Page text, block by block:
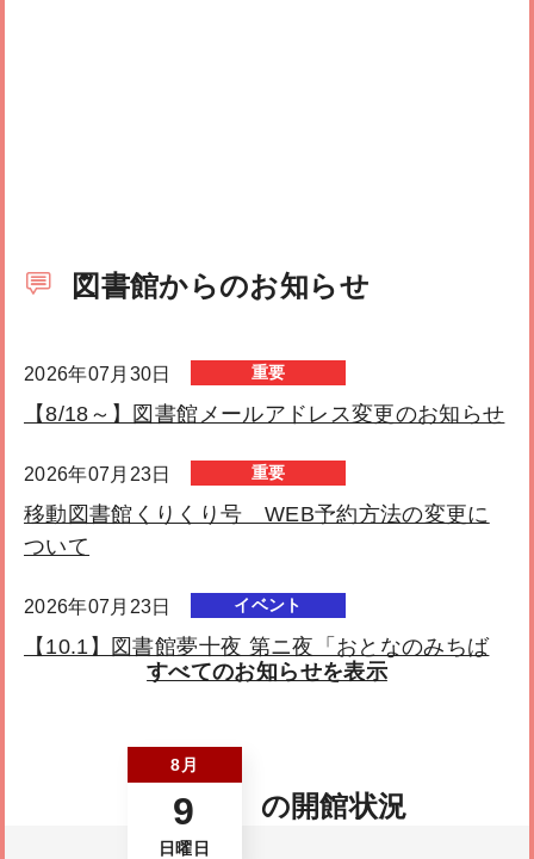
図書館からのお知らせ
2026年07月30日 重要
【8/18～】図書館メールアドレス変更のお知らせ
2026年07月23日 重要
移動図書館くりくり号 WEB予約方法の変更に
ついて
2026年07月23日 イベント
【10.1】図書館夢十夜 第ニ夜「おとなのみちば
た寄席」を開催します
移動図書館くりくり号 ７月－８月巡回表日のお
すべてのお知らせを表示
8月
9
日曜日
の開館状況